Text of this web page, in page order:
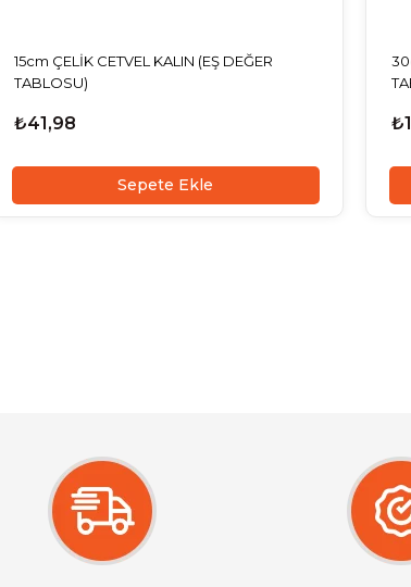
15cm ÇELİK CETVEL KALIN (EŞ DEĞER
TABLOSU)
₺41,98
Sepete Ekle